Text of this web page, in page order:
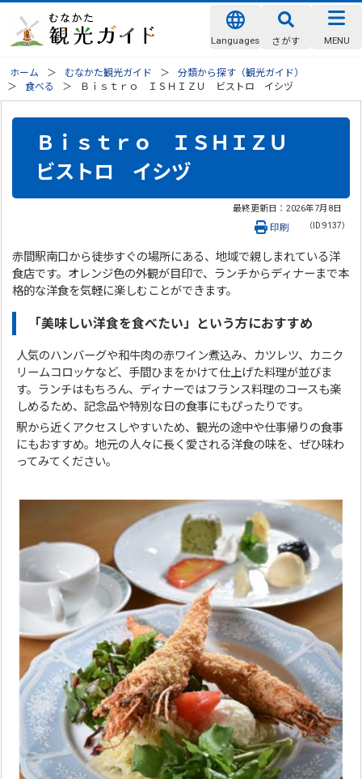
Languages さがす MENU
ホーム むなかた観光ガイド
分類から探す（観光ガイド）
食べる
Ｂｉｓｔｒｏ ＩＳＨＩＺＵ ビストロ イシヅ
Ｂｉｓｔｒｏ ＩＳＨＩＺＵ
ビストロ イシヅ
最終更新日： 2026年7月8日
（ID:9137）
印刷
赤間駅南口から徒歩すぐの場所にある、地域で親しまれている洋
食店です。オレンジ色の外観が目印で、ランチからディナーまで本
格的な洋食を気軽に楽しむことができます。
「美味しい洋食を食べたい」という方におすすめ
人気のハンバーグや和牛肉の赤ワイン煮込み、カツレツ、カニク
リームコロッケなど、手間ひまをかけて仕上げた料理が並びま
す。ランチはもちろん、ディナーではフランス料理のコースも楽
しめるため、記念品や特別な日の食事にもぴったりです。
駅から近くアクセスしやすいため、観光の途中や仕事帰りの食事
にもおすすめ。地元の人々に長く愛される洋食の味を、ぜひ味わ
ってみてください。